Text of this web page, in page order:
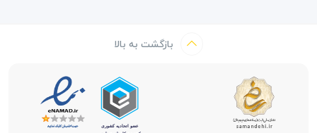
بازگشت به بالا